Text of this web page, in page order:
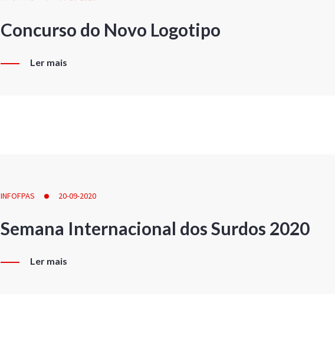
Concurso do Novo Logotipo
Ler mais
INFOFPAS 20-09-2020
Semana Internacional dos Surdos 2020
Ler mais